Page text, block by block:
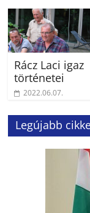
Rácz Laci igaz
történetei
2022.06.07.
Legújabb